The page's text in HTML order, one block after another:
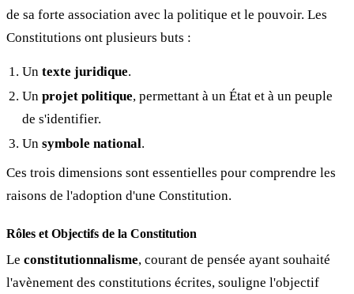
de sa forte association avec la politique et le pouvoir. Les
Constitutions ont plusieurs buts :
Un texte juridique.
Un projet politique, permettant à un État et à un peuple
de s'identifier.
Un symbole national.
Ces trois dimensions sont essentielles pour comprendre les
raisons de l'adoption d'une Constitution.
Rôles et Objectifs de la Constitution
Le constitutionnalisme, courant de pensée ayant souhaité
l'avènement des constitutions écrites, souligne l'objectif